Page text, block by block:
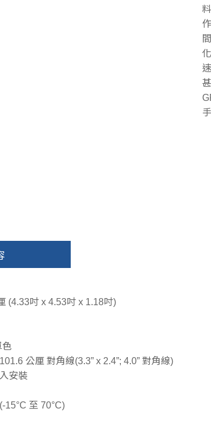
(4.33吋 x 4.53吋 x 1.18吋)
色
公厘 對角線(3.3” x 2.4”; 4.0” 對角線)
安裝
至 70°C)